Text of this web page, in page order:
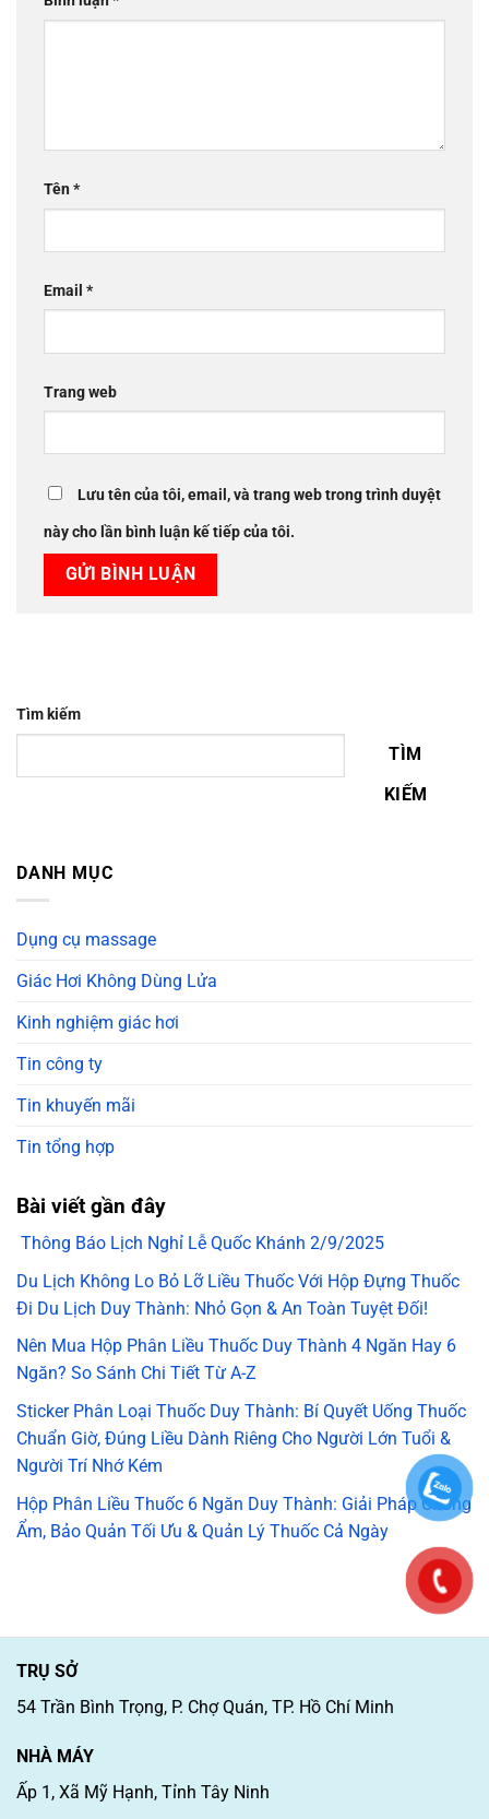
Tên*
Email *
Trang web
Lưu tên của tôi, email, và trang web trong trình duyệt
này cho lần bình luận kế tiếp của tôi.
Tìm kiếm
TÌM
KIẾM
DANH MỤC
Dụng cụ massage
Giác Hơi Không Dùng Lửa
Kinh nghiệm giác hơi
Tin công ty
Tin khuyến mãi
Tin tổng hợp
Bài viết gần đây
Thông Báo Lịch Nghỉ Lễ Quốc Khánh 2/9/2025
Du Lịch Không Lo Bỏ Lỡ Liều Thuốc Với Hộp Đựng Thuốc
Đi Du Lịch Duy Thành: Nhỏ Gọn & An Toàn Tuyệt Đối!
Nên Mua Hộp Phân Liều Thuốc Duy Thành 4 Ngăn Hay 6
Ngăn? So Sánh Chi Tiết Từ A-Z
Sticker Phân Loại Thuốc Duy Thành: Bí Quyết Uống Thuốc
Chuẩn Giờ, Đúng Liều Dành Riêng Cho Người Lớn Tuổi &
Người Trí Nhớ Kém
Hộp Phân Liều Thuốc 6 Ngăn Duy Thành: Giải Pháp Chống
Ẩm, Bảo Quản Tối Ưu & Quản Lý Thuốc Cả Ngày
TRỤ SỞ
54 Trần Bình Trọng, P. Chợ Quán, TP. Hồ Chí Minh
NHÀ MÁY
Ấp 1, Xã Mỹ Hạnh, Tỉnh Tây Ninh